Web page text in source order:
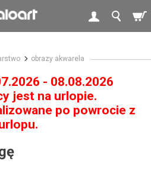
obrazy akwarela
- 08.08.2026
jest na urlopie.
po powrocie z